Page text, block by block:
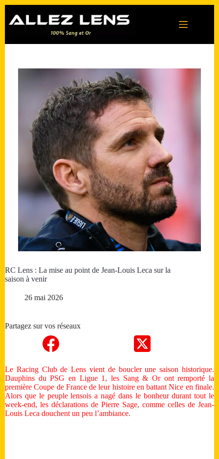
contenu
RC Lens : La mise au point de Jean-Louis Leca sur la
saison à venir
26 mai 2026
Partagez sur vos réseaux
Le Racing Club de Lens vient de boucler une saison historique.
Dauphins du PSG en Ligue 1, les Sang & Or ont remporté la
première Coupe de France de leur histoire en battant Nice en finale.
Alors que le peuple lensois a nagé dans le bonheur durant tout le
week-end, les déclarations de Pierre Sage, comme celles de Jean-
Louis Leca douchent un peu l’ambiance.